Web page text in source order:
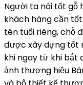
Người ta nói tốt gỗ
khách hàng cần
tên tuổi riêng, chỗ
được xây dựng tốt
khi ngay từ khi bắt
ảnh thương hiệu